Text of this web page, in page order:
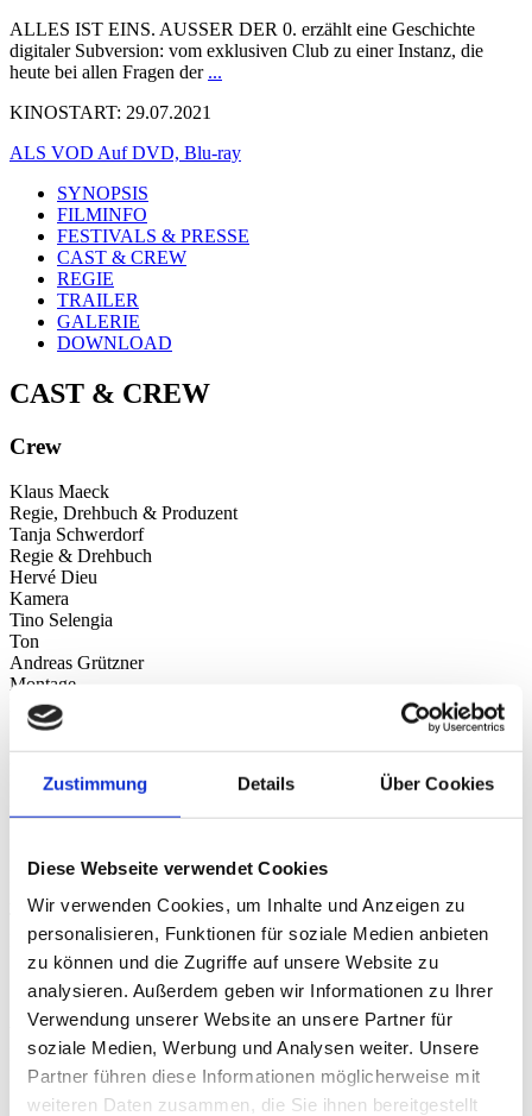
Zustimmung Details Über Cookies
Diese Webseite verwendet Cookies
Wir verwenden Cookies, um Inhalte und Anzeigen zu
personalisieren, Funktionen für soziale Medien anbieten
zu können und die Zugriffe auf unsere Website zu
analysieren. Außerdem geben wir Informationen zu Ihrer
Verwendung unserer Website an unsere Partner für
soziale Medien, Werbung und Analysen weiter. Unsere
Partner führen diese Informationen möglicherweise mit
weiteren Daten zusammen, die Sie ihnen bereitgestellt
ALLES IST EINS. AUSSER DER 0. erzählt eine Geschichte
digitaler Subversion: vom exklusiven Club zu einer Instanz, die
heute bei allen Fragen der ...
KINOSTART: 29.07.2021
ALS VOD Auf DVD, Blu-ray
SYNOPSIS
FILMINFO
FESTIVALS & PRESSE
CAST & CREW
REGIE
TRAILER
GALERIE
DOWNLOAD
CAST & CREW
Crew
Klaus Maeck
Regie, Drehbuch & Produzent
Tanja Schwerdorf
Regie & Drehbuch
Hervé Dieu
Kamera
Tino Selengia
Ton
Andreas Grützner
Montage
Nico Berthold
Sounddesign
Alexander Hacke
Mark Warneke
Licht
Birgit Voss
Ausstattung
Line Producerin
Cast
Hacker und Gründer des Chaos Computer Club (CCC)
Peter Glaser
Schriftsteller u. damaliger Chefredakteur der CCC-Zeitschrift